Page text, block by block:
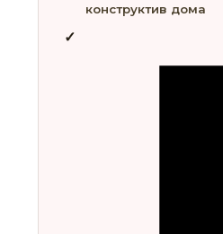
конструктив дома